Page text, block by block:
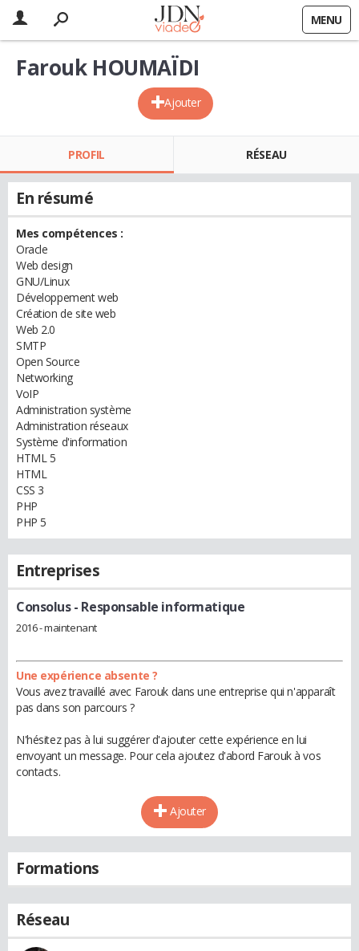
MENU
Ajouter
Farouk HOUMAÏDI
PROFIL RÉSEAU
En résumé
Mes compétences :
Oracle
Web design
GNU/Linux
Développement web
Création de site web
Web 2.0
SMTP
Open Source
Networking
VoIP
Administration système
Administration réseaux
Système d'information
HTML 5
HTML
CSS 3
PHP
PHP 5
Entreprises
Consolus- Responsable informatique
2016 - maintenant
Une expérience absente ?
Vous avez travaillé avec Farouk dans une entreprise qui n'apparaît
pas dans son parcours ?
N'hésitez pas à lui suggérer d'ajouter cette expérience en lui
envoyant un message. Pour cela ajoutez d'abord Farouk à vos
contacts.
Ajouter
Formations
Réseau